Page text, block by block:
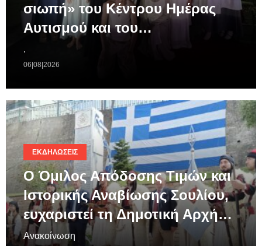
σιωπή» του Κέντρου Ημέρας
Αυτισμού και του…
.
06|08|2026
ΕΚΔΗΛΏΣΕΙΣ
Ο Όμιλος Απόδοσης Τιμών και
Ιστορικής Αναβίωσης Σουλίου,
ευχαριστεί τη Δημοτική Αρχή…
Ανακοίνωση